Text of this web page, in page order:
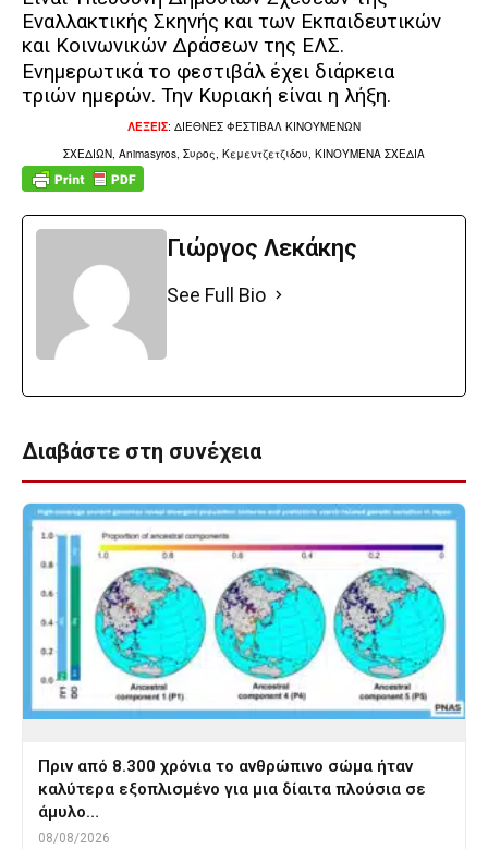
Εναλλακτικής Σκηνής και των Εκπαιδευτικών
και Κοινωνικών Δράσεων της ΕΛΣ.
Ενημερωτικά το φεστιβάλ έχει διάρκεια
τριών ημερών. Την Κυριακή είναι η λήξη.
ΛΕΞΕΙΣ: ΔΙΕΘΝΕΣ ΦΕΣΤΙΒΑΛ ΚΙΝΟΥΜΕΝΩΝ
ΣΧΕΔΙΩΝ, Animasyros, Συρος, Κεμεντζετζιδου, ΚΙΝΟΥΜΕΝΑ ΣΧΕΔΙΑ
Γιώργος Λεκάκης
See Full Bio
Διαβάστε στη συνέχεια
Πριν από 8.300 χρόνια το ανθρώπινο σώμα ήταν
καλύτερα εξοπλισμένο για μια δίαιτα πλούσια σε
άμυλο…
08/08/2026